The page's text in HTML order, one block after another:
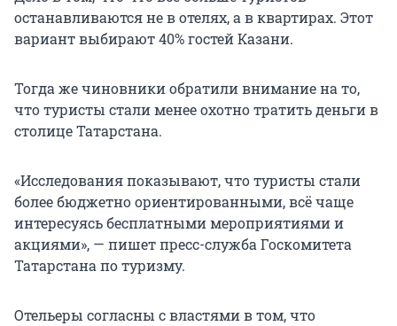
останавливаются не в отелях, а в квартирах. Этот
вариант выбирают 40% гостей Казани.
Тогда же чиновники обратили внимание на то,
что туристы стали менее охотно тратить деньги в
столице Татарстана.
«Исследования показывают, что туристы стали
более бюджетно ориентированными, всё чаще
интересуясь бесплатными мероприятиями и
акциями», — пишет пресс-служба Госкомитета
Татарстана по туризму.
Отельеры согласны с властями в том, что